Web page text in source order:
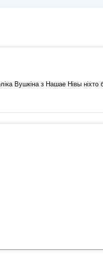
Вушкіна з Нашае Нівы ніхто